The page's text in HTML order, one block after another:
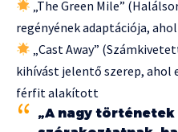
„The Green Mile”
regényének adaptációja,
„Cast Away”
kihívást jelentő szerep,
férfit alakított
„A nagy történetek